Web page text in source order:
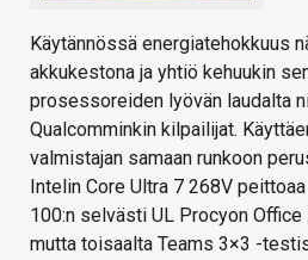
Käytännössä energiatehokkuus
akkukestona ja yhtiö kehuukin
prosessoreiden lyövän laudalta
Qualcomminkin kilpailijat.
valmistajan samaan runkoon
Intelin Core Ultra 7 268V
100:n selvästi UL Procyon
mutta toisaalta Teams 3×3 -